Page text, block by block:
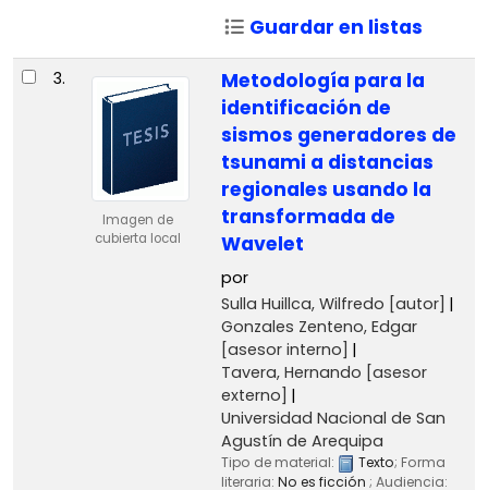
Guardar en listas
3.
Imagen de
cubierta local
Metodología para la
identificación de
sismos generadores de
tsunami a distancias
regionales usando la
transformada de
Wavelet
por
Sulla Huillca, Wilfredo [autor]
Gonzales Zenteno, Edgar
[asesor interno]
Tavera, Hernando [asesor
externo]
Universidad Nacional de San
Agustín de Arequipa
Tipo de material: Texto; Forma
literaria: No es ficción ; Audiencia: